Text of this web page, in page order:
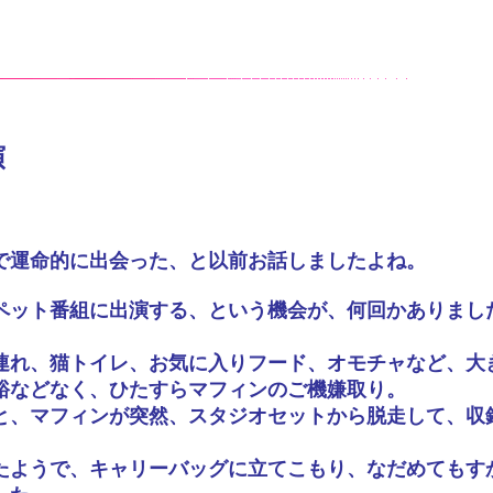
命的に出会った、と以前お話しましたよね。
ト番組に出演する、という機会が、何回かありまし
、猫トイレ、お気に入りフード、オモチャなど、
どなく、ひたすらマフィンのご機嫌取り。
マフィンが突然、スタジオセットから脱走して、
うで、キャリーバッグに立てこもり、なだめても